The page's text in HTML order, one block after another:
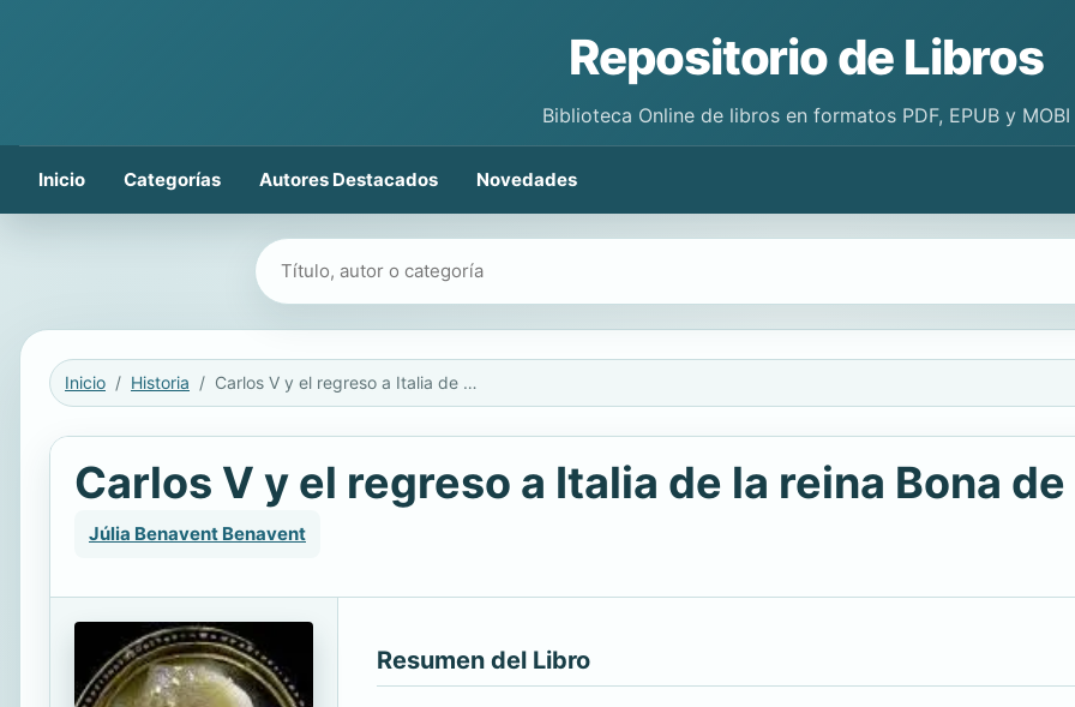
Repositorio de Libros
Biblioteca Online de libros en formatos PDF, EPUB y MOBI
Inicio Categorías Autores Destacados Novedades
Buscar libros
Inicio Historia Carlos V y el regreso a Italia de la reina Bona de Polonia
Carlos V y el regreso a Italia de la reina Bona
Júlia Benavent Benavent
Resumen del Libro